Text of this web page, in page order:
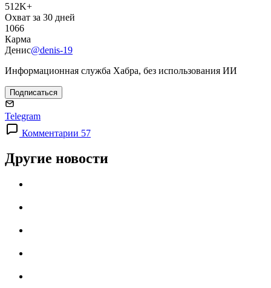
512K+
Охват за 30 дней
1066
Карма
Денис@denis-19
Информационная служба Хабра, без использования ИИ
Подписаться
Telegram
Комментарии 57
Другие новости